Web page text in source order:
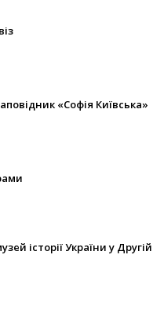
«Софія Київська»
історії України у Другій